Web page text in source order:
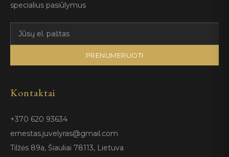
specialius pasiūlymus
PRENUMERUOTI
Kontaktai
+370 620 93634
ernestas.juvelyras@gmail.com
Tilžės 89a, Šiauliai 78113, Lietuva